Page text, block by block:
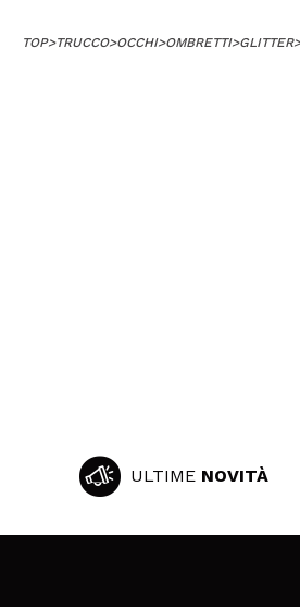
TOP>TRUCCO>OCCHI>OMBRETTI>GLITTER>
ULTIME NOVITÀ